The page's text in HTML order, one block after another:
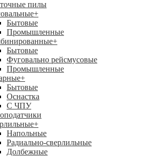
пилы
+
Бытовые
Промышленные
+
Бытовые
Фуговально рейсмусовые
Промышленные
+
Бытовые
Оснастка
С ЧПУ
+
Напольные
Радиально-сверлильные
Долбежные